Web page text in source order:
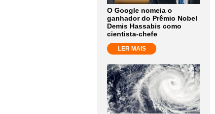
O Google nomeia o
ganhador do Prêmio Nobel
Demis Hassabis como
cientista-chefe
LER MAIS